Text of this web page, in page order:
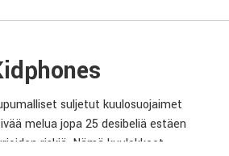
suljetut kuulosuojaimet
melua jopa 25 desibeliä estäen
riskiä. Nämä kuulokkeet